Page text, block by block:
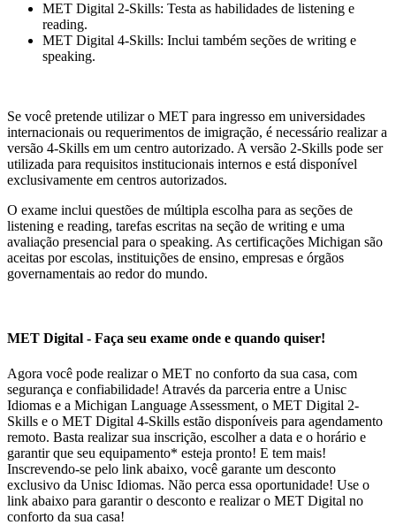
MET Digital 2-Skills: Testa as habilidades de listening e
reading.
MET Digital 4-Skills: Inclui também seções de writing e
speaking.
Se você pretende utilizar o MET para ingresso em universidades
internacionais ou requerimentos de imigração, é necessário realizar a
versão 4-Skills em um centro autorizado. A versão 2-Skills pode ser
utilizada para requisitos institucionais internos e está disponível
exclusivamente em centros autorizados.
O exame inclui questões de múltipla escolha para as seções de
listening e reading, tarefas escritas na seção de writing e uma
avaliação presencial para o speaking. As certificações Michigan são
aceitas por escolas, instituições de ensino, empresas e órgãos
governamentais ao redor do mundo.
MET Digital - Faça seu exame onde e quando quiser!
Agora você pode realizar o MET no conforto da sua casa, com
segurança e confiabilidade! Através da parceria entre a Unisc
Idiomas e a Michigan Language Assessment, o MET Digital 2-
Skills e o MET Digital 4-Skills estão disponíveis para agendamento
remoto. Basta realizar sua inscrição, escolher a data e o horário e
garantir que seu equipamento* esteja pronto! E tem mais!
Inscrevendo-se pelo link abaixo, você garante um desconto
exclusivo da Unisc Idiomas. Não perca essa oportunidade! Use o
link abaixo para garantir o desconto e realizar o MET Digital no
conforto da sua casa!